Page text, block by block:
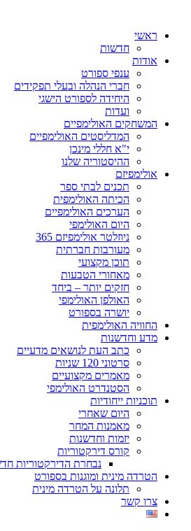
ראשי
חדשות
אודות
ענפי ספורט
חברי הנהלה ובעלי תפקידים
היחידה לספורט הישגי
ועדות
המשחקים האולימפיים
המדליסטים האולימפיים
י"א חללי מינכן
ההיסטוריה שלנו
אולימפיזם
תכנים לבתי ספר
הכיתה האולימפית
הערכים האולימפיים
היום האולימפי
ניוזלטר אולימפיזם 365
מעורבות חברתית
תוכן מקצועי
מאחורי הטבעות
חזקים יותר – ביחד
האולפן האולימפי
יושרה בספורט
החוויה האולימפית
מדע וחדשנות
כתב העת לנושאים מדעיים
סרטוני 120 שניות
מאמרים מקצועיים
הסטנדרט האולימפי
תוכניות ייחודיות
היום שאחרי
מאמנות המחר
יזמות וחדשנות
קורס דירקטוריות
נבחרת הדירקטוריות חדש
הטרדה מינית ומוגנות בספורט
תלונה על הטרדה מינית
צרו קשר